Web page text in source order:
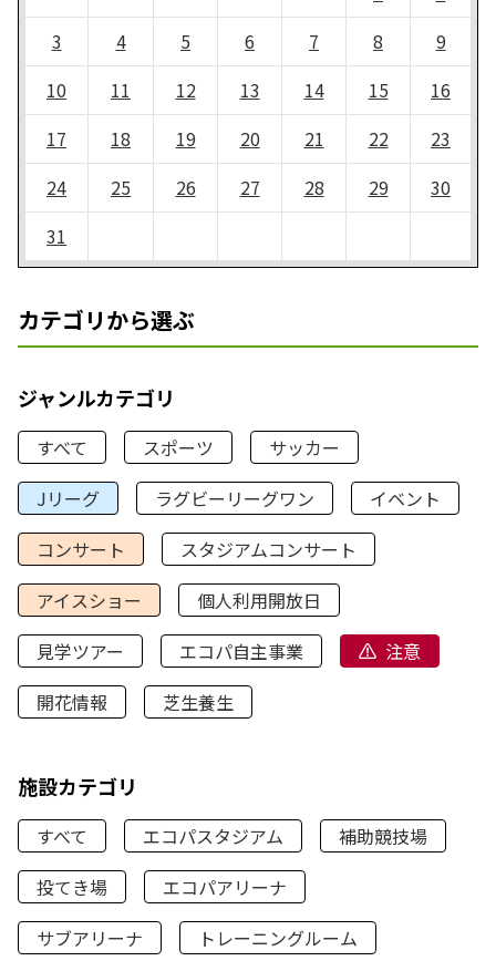
3
4 5 6 7 8
9
10
11 12 13 14 15
16
17
18 19 20 21 22
23
24
25 26 27 28 29
30
31
カテゴリから選ぶ
ジャンルカテゴリ
すべて スポーツ
サッカー
Jリーグ
ラグビーリーグワン
イベント
コンサート
スタジアムコンサート
アイスショー
個人利用開放日
見学ツアー
エコパ自主事業
注意
開花情報
芝生養生
施設カテゴリ
すべて エコパスタジアム
補助競技場
投てき場
エコパアリーナ
サブアリーナ
トレーニングルーム